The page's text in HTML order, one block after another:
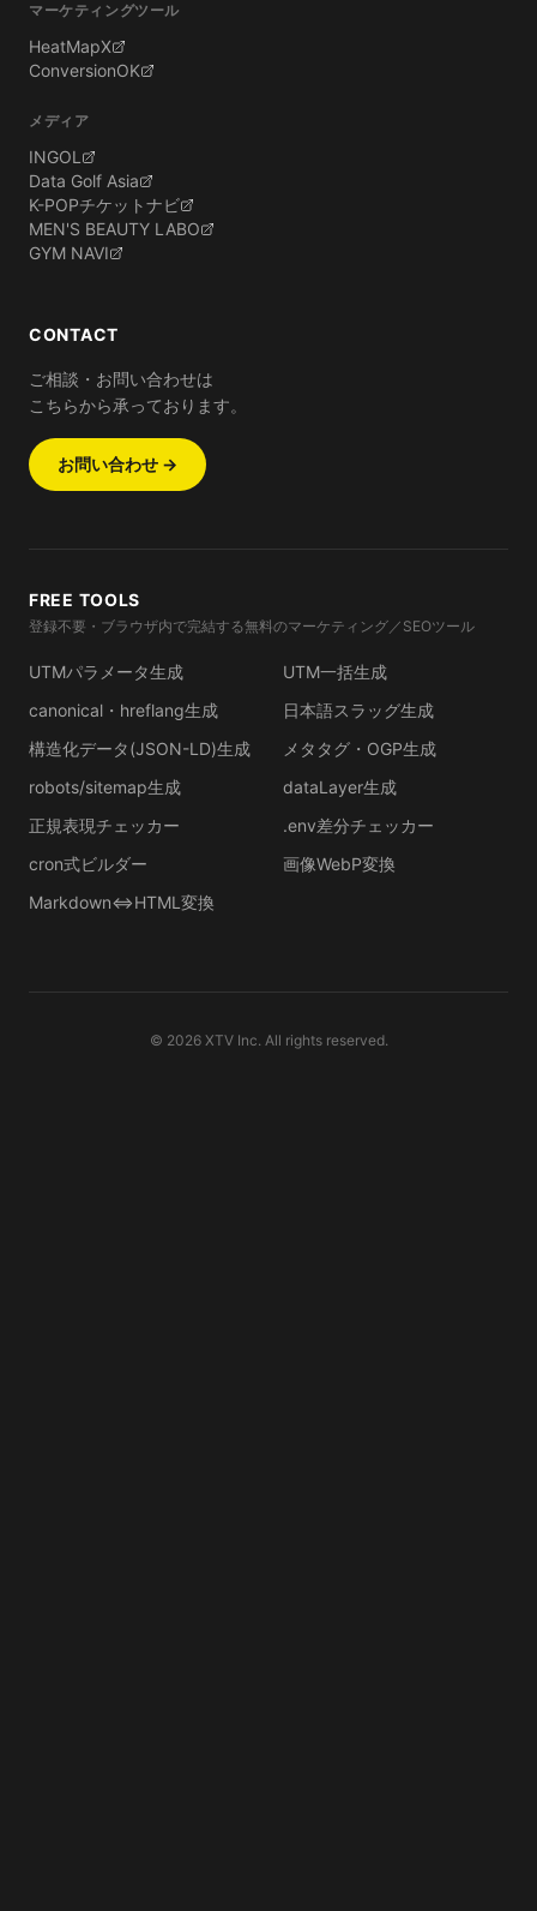
マーケティングツール
HeatMapX
ConversionOK
メディア
INGOL
Data Golf Asia
K-POPチケットナビ
MEN'S BEAUTY LABO
GYM NAVI
CONTACT
ご相談・お問い合わせは
こちらから承っております。
お問い合わせ →
FREE TOOLS
登録不要・ブラウザ内で完結する無料のマーケティング／SEOツール
UTMパラメータ生成
UTM一括生成
canonical・hreflang生成
日本語スラッグ生成
構造化データ(JSON-LD)生成
メタタグ・OGP生成
robots/sitemap生成
dataLayer生成
正規表現チェッカー
.env差分チェッカー
cron式ビルダー
画像WebP変換
Markdown⇔HTML変換
© 2026XTV Inc. All rights reserved.